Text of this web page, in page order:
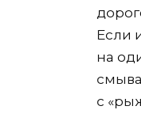
Если
на
с